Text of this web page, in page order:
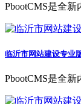
PbootCMS是全
临沂市网站建设专业
PbootCMS是全